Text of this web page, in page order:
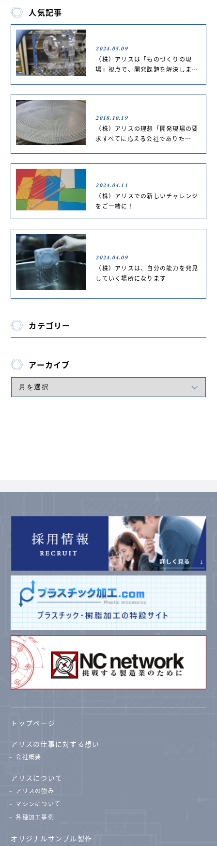
人気記事
2024.05.09
（株）アリスは「ものづくりの現
場」視点で、開発課題を解決しま…
2018.10.19
（株）アリスの理想「開発現場の要
求すべてに応える会社でありた…
2024.04.11
（株）アリスでの新しいチャレンジ
をご一緒に！
2024.04.09
（株）アリスは、自分の能力を発見
していく場所になります
カテゴリー
アーカイブ
トップページ
アリスの仕事に対する想い
会社概要
アリスについて
アリスの強み
マシンについて
各種加工事例
オリジナルサンプル製作